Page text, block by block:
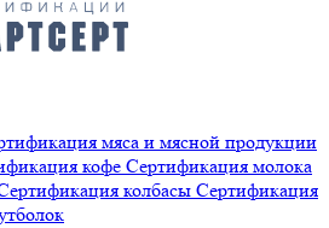
мяса и мясной продукции
кофе Сертификация молока
колбасы Сертификация